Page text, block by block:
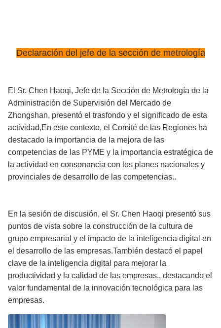
Declaración del jefe de la sección de metrología
El Sr. Chen Haoqi, Jefe de la Sección de Metrología de la
Administración de Supervisión del Mercado de
Zhongshan, presentó el trasfondo y el significado de esta
actividad,En este contexto, el Comité de las Regiones ha
destacado la importancia de la mejora de las
competencias de las PYME y la importancia estratégica de
la actividad en consonancia con los planes nacionales y
provinciales de desarrollo de las competencias..
En la sesión de discusión, el Sr. Chen Haoqi presentó sus
puntos de vista sobre la construcción de la cultura de
grupo empresarial y el impacto de la inteligencia digital en
el desarrollo de las empresas.También destacó el papel
clave de la inteligencia digital para mejorar la
productividad y la calidad de las empresas., destacando el
valor fundamental de la innovación tecnológica para las
empresas.